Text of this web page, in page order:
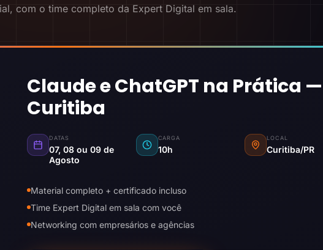
com o time completo da Expert Digital em sala.
Claude e ChatGPT na Prática —
Curitiba
DATAS
07, 08 ou 09 de
Agosto
CARGA
10h
LOCAL
Curitiba/PR
Material completo + certificado incluso
Time Expert Digital em sala com você
Networking com empresários e agências